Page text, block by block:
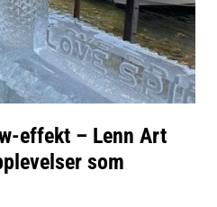
effekt – Lenn Art
som